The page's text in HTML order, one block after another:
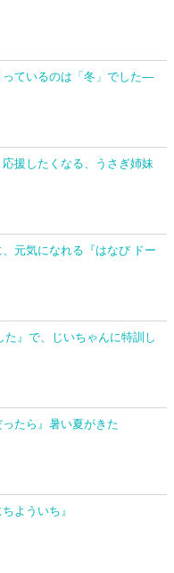
っているのは「冬」でした―
応援したくなる、うさぎ姉妹
元気になれる『はなび ドー
た』で、じいちゃんに特訓し
ったら』暑い夏がきた
よういち』